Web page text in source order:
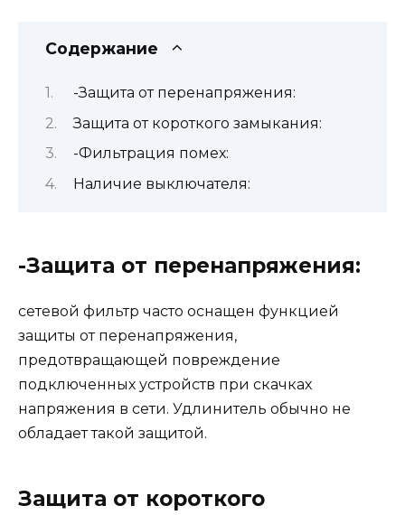
Содержание
-Защита от перенапряжения:
Защита от короткого замыкания:
-Фильтрация помех:
Наличие выключателя:
-Защита от перенапряжения:
сетевой фильтр часто оснащен функцией
защиты от перенапряжения,
предотвращающей повреждение
подключенных устройств при скачках
напряжения в сети. Удлинитель обычно не
обладает такой защитой.
Защита от короткого